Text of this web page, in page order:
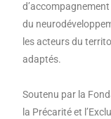
du
les acteurs du
adaptés.
Soutenu par la
la Précarité et